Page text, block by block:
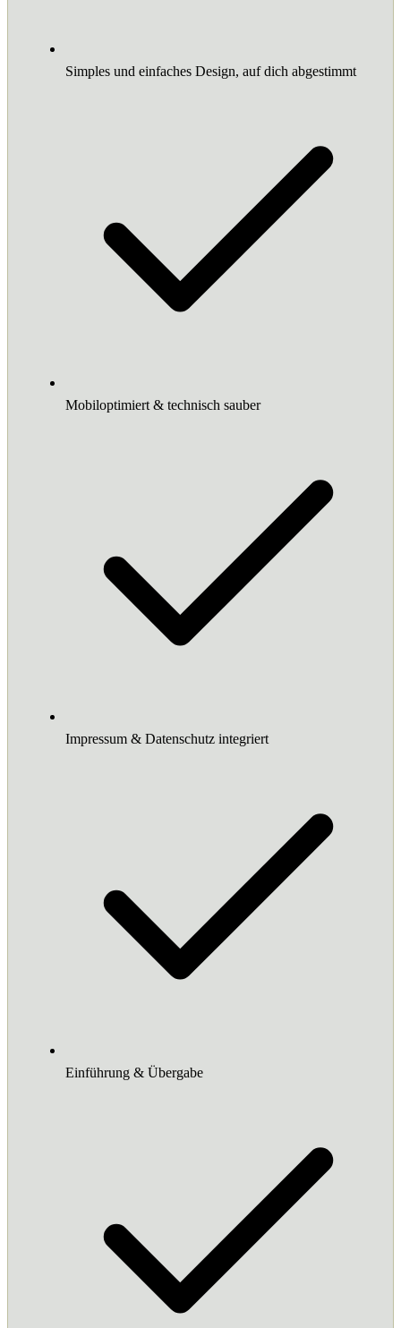
Simples und einfaches Design, auf dich abgestimmt
Mobiloptimiert & technisch sauber
Impressum & Datenschutz integriert
Einführung & Übergabe